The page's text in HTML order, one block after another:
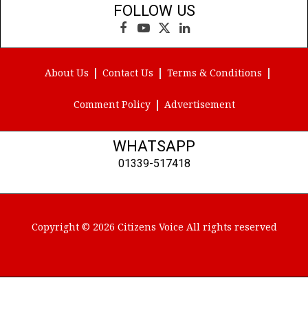
FOLLOW US
Facebook
YouTube
X
(Twitter)
LinkedIn
About Us Contact Us Terms & Conditions
Comment Policy Advertisement
WHATSAPP
01339-517418
Copyright © 2026 Citizens Voice All rights reserved